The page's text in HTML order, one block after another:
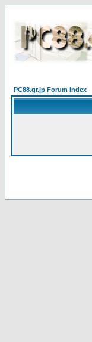
PC88.gr.jp Forum Index